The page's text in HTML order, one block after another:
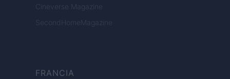
Cineverse Magazine
SecondHomeMagazine
FRANCIA